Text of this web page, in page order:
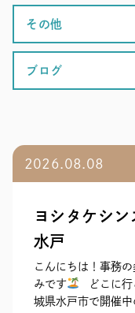
その他
ブログ
2026.08.08
ヨシタケシ
水戸
こんにちは！事務
みです
どこに行
城県水戸市で開催中